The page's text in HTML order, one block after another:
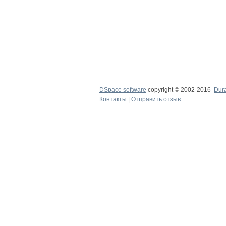
DSpace software copyright © 2002-2016
Контакты
Отправить отзыв